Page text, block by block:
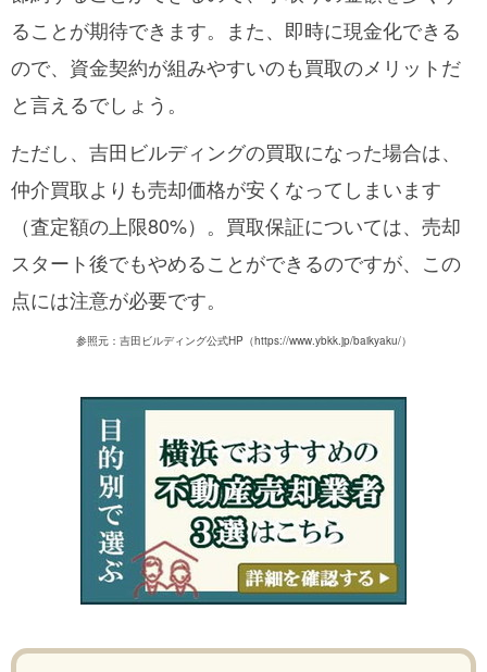
ることが期待できます。また、即時に現金化できる
ので、資金契約が組みやすいのも買取のメリットだ
と言えるでしょう。
ただし、吉田ビルディングの買取になった場合は、
仲介買取よりも売却価格が安くなってしまいます
（査定額の上限80%）。買取保証については、売却
スタート後でもやめることができるのですが、この
点には注意が必要です。
参照元：吉田ビルディング公式HP（https://www.ybkk.jp/baikyaku/）